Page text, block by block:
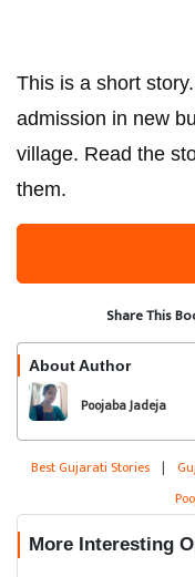
This is a short
admission in new
village. Read the
them.
Share This
About Author
Poojaba Jadeja
Best Gujarati Stories |
More Interesting